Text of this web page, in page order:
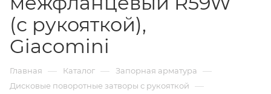
(с рукояткой),
Giacomini
Главная — Каталог — Запорная арматура —
Дисковые поворотные затворы с рукояткой —